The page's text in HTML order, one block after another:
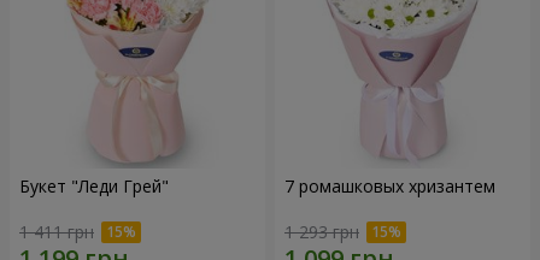
Букет "Леди Грей"
1 411 грн
7 ромашковых хризантем
1 293 грн